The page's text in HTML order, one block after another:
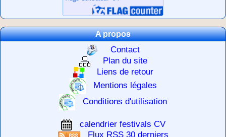
A propos
Contact
Plan du site
Liens de retour
Mentions légales